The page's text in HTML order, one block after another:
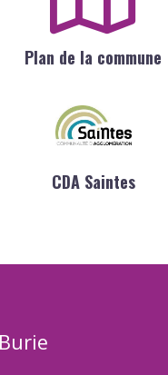
Plan de la commune
CDA Saintes